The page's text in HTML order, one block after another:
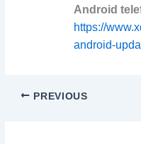
Android
https://
android-
PREVIOUS